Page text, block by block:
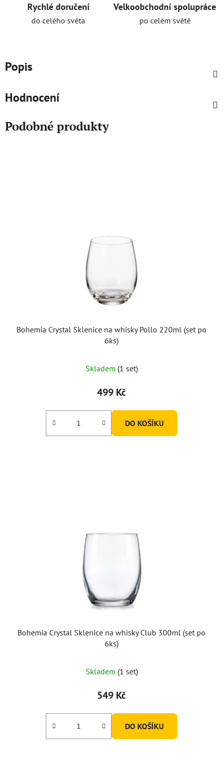
Rychlé doručení
do celého světa
Velkoobchodní spolupráce
po celém světě
Popis
Hodnocení
Podobné produkty
Bohemia Crystal Sklenice na whisky Pollo 220ml (set po
6ks)
Skladem (1 set)
499 Kč
DO KOŠÍKU
Bohemia Crystal Sklenice na whisky Club 300ml (set po
6ks)
Skladem (1 set)
549 Kč
DO KOŠÍKU